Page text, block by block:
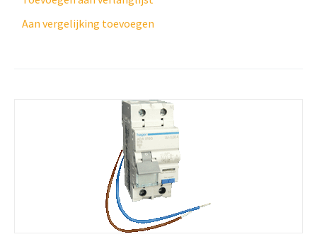
Aan vergelijking toevoegen